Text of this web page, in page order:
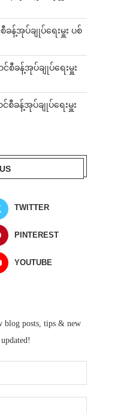
အုပ်ချုပ်ရေးမှူး ပစ်
ခန့်အုပ်ချုပ်ရေးမှူး
ခန့်အုပ်ချုပ်ရေးမှူး
TWITTER
PINTEREST
YOUTUBE
blog posts, tips & new